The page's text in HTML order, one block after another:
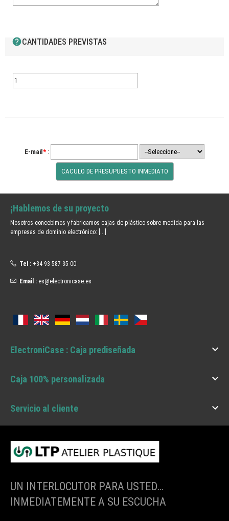
helpCANTIDADES PREVISTAS
E-mail * :
¡Hablemos de su proyecto
Nosotros concebimos y fabricamos cajas de plástico sobre medida para las
empresas de dominio electrónico: [...]
Tel : +34 93 587 35 00
Email : es@electronicase.es
ElectroniCase : Caja prediseñada 
Caja 100% personalizada 
Servicio al cliente 
UN INTERLOCUTOR PARA USTED…
INMEDIATEMENTE A SU ESCUCHA